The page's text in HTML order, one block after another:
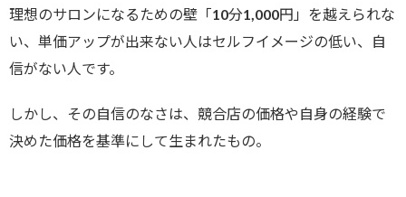
理想のサロンになるための壁「10分1,000円」を越えられな
い、単価アップが出来ない人はセルフイメージの低い、自
信がない人です。
しかし、その自信のなさは、競合店の価格や自身の経験で
決めた価格を基準にして生まれたもの。